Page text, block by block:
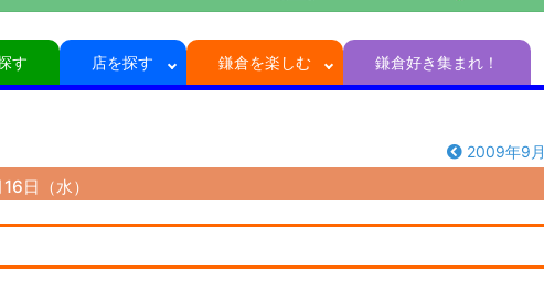
す 店を探す 鎌倉を楽しむ 鎌倉好き集まれ！
2009年9
日（水）